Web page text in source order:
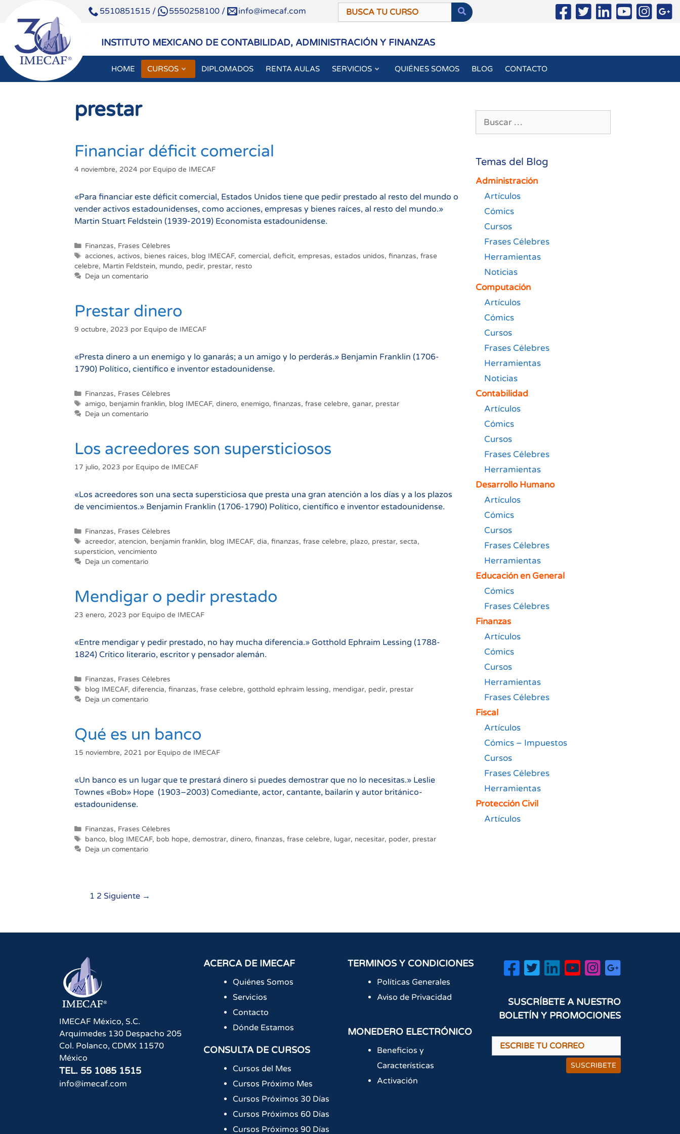
5510851515 / 5550258100 / info@imecaf.com
INSTITUTO MEXICANO DE CONTABILIDAD, ADMINISTRACIÓN Y FINANZAS
HOME CURSOS DIPLOMADOS RENTA AULAS SERVICIOS QUIÉNES SOMOS BLOG CONTACTO
prestar
Financiar déficit comercial
4 noviembre, 2024 por Equipo de IMECAF
«Para financiar este déficit comercial, Estados Unidos tiene que pedir prestado al resto del mundo o
vender activos estadounidenses, como acciones, empresas y bienes raíces, al resto del mundo.»
Martin Stuart Feldstein (1939-2019) Economista estadounidense.
Categorías
Finanzas, Frases Célebres
Etiquetas
acciones,activos, bienes raices, blog IMECAF,comercial,deficit,empresas,estados unidos,finanzas,frase
celebre, Martin Feldstein, mundo, pedir, prestar, resto
Deja un comentario
Prestar dinero
9 octubre, 2023 por Equipo de IMECAF
«Presta dinero a un enemigo y lo ganarás; a un amigo y lo perderás.» Benjamin Franklin (1706-
1790) Político, científico e inventor estadounidense.
Categorías
Finanzas, Frases Célebres
Etiquetas
amigo, benjamin franklin, blog IMECAF,dinero,enemigo,finanzas,frase celebre,ganar, prestar
Deja un comentario
Los acreedores son supersticiosos
17 julio, 2023 por Equipo de IMECAF
«Los acreedores son una secta supersticiosa que presta una gran atención a los días y a los plazos
de vencimientos.» Benjamin Franklin (1706-1790) Político, científico e inventor estadounidense.
Categorías
Finanzas, Frases Célebres
Etiquetas
acreedor,atencion, benjamin franklin, blog IMECAF,dia,finanzas,frase celebre, plazo, prestar,secta,
supersticion, vencimiento
Deja un comentario
Mendigar o pedir prestado
23 enero, 2023 por Equipo de IMECAF
«Entre mendigar y pedir prestado, no hay mucha diferencia.» Gotthold Ephraim Lessing (1788-
1824) Crítico literario, escritor y pensador alemán.
Categorías
Finanzas, Frases Célebres
Etiquetas
blog IMECAF,diferencia,finanzas,frase celebre,gotthold ephraim lessing, mendigar, pedir, prestar
Deja un comentario
Qué es un banco
15 noviembre, 2021 por Equipo de IMECAF
«Un banco es un lugar que te prestará dinero si puedes demostrar que no lo necesitas.» Leslie
Townes «Bob» Hope (1903–2003) Comediante, actor, cantante, bailarín y autor británico-
estadounidense.
Categorías
Finanzas, Frases Célebres
Etiquetas
banco, blog IMECAF, bob hope,demostrar,dinero,finanzas,frase celebre, lugar, necesitar, poder, prestar
Deja un comentario
Navegación
1 2 Siguiente →
Temas del Blog
Administración
Artículos
Cómics
Cursos
Frases Célebres
Herramientas
Noticias
Computación
Artículos
Cómics
Cursos
Frases Célebres
Herramientas
Noticias
Contabilidad
Artículos
Cómics
Cursos
Frases Célebres
Herramientas
Desarrollo Humano
Artículos
Cómics
Cursos
Frases Célebres
Herramientas
Educación en General
Cómics
Frases Célebres
Finanzas
Artículos
Cómics
Cursos
Herramientas
Frases Célebres
Fiscal
Artículos
Cómics – Impuestos
Cursos
Frases Célebres
Herramientas
Protección Civil
Artículos
IMECAF México, S.C.
Arquímedes 130 Despacho 205
Col. Polanco, CDMX 11570
México
TEL. 55 1085 1515
info@imecaf.com
ACERCA DE IMECAF
Quiénes Somos
Servicios
Contacto
Dónde Estamos
CONSULTA DE CURSOS
Cursos del Mes
Cursos Próximo Mes
Cursos Próximos 30 Días
Cursos Próximos 60 Días
Cursos Próximos 90 Días
TERMINOS Y CONDICIONES
Políticas Generales
Aviso de Privacidad
MONEDERO ELECTRÓNICO
Beneficios y
Características
Activación
SUSCRÍBETE A NUESTRO
BOLETÍN Y PROMOCIONES
SUSCRIBETE